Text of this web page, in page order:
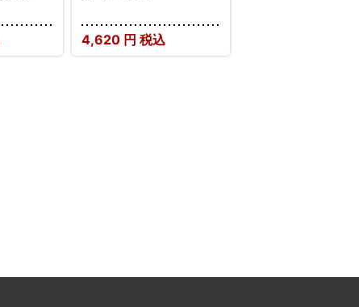
4,620 円 税込